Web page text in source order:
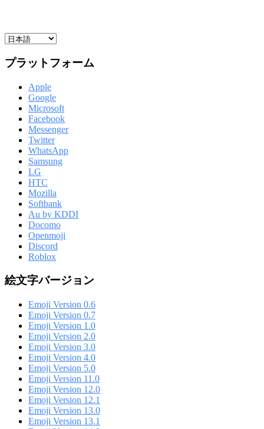
プラットフォーム
Apple
Google
Microsoft
Facebook
Messenger
Twitter
WhatsApp
Samsung
LG
HTC
Mozilla
Softbank
Au by KDDI
Docomo
Openmoji
Discord
Roblox
絵文字バージョン
Emoji Version 0.6
Emoji Version 0.7
Emoji Version 1.0
Emoji Version 2.0
Emoji Version 3.0
Emoji Version 4.0
Emoji Version 5.0
Emoji Version 11.0
Emoji Version 12.0
Emoji Version 12.1
Emoji Version 13.0
Emoji Version 13.1